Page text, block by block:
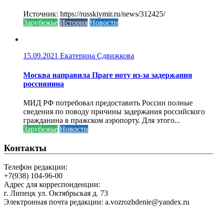
Источник: https://russkiymir.ru/news/312425/
Зарубежье История Новости
15.09.2021 Екатерина Сдвижкова
Москва направила Праге ноту из-за задержания
россиянина
МИД РФ потребовал предоставить России полные
сведения по поводу причины задержания российского
гражданина в пражском аэропорту. Для этого...
Зарубежье Новости
Контакты
Телефон редакции:
+7(938) 104-96-00
Адрес для корреспонденции:
г. Липецк ул. Октябрьская д. 73
Электронная почта редакции: a.vozrozhdenie@yandex.ru